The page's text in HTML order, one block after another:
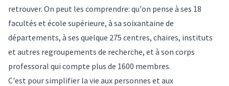
retrouver. On peut les comprendre: qu'on pense à ses 18
facultés et école supérieure, à sa soixantaine de
départements, à ses quelque 275 centres, chaires, instituts
et autres regroupements de recherche, et à son corps
professoral qui compte plus de 1600 membres.
C'est pour simplifier la vie aux personnes et aux